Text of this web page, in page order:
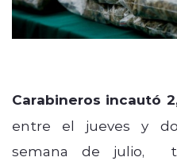
Carabineros incautó
entre el jueves y
semana de julio,